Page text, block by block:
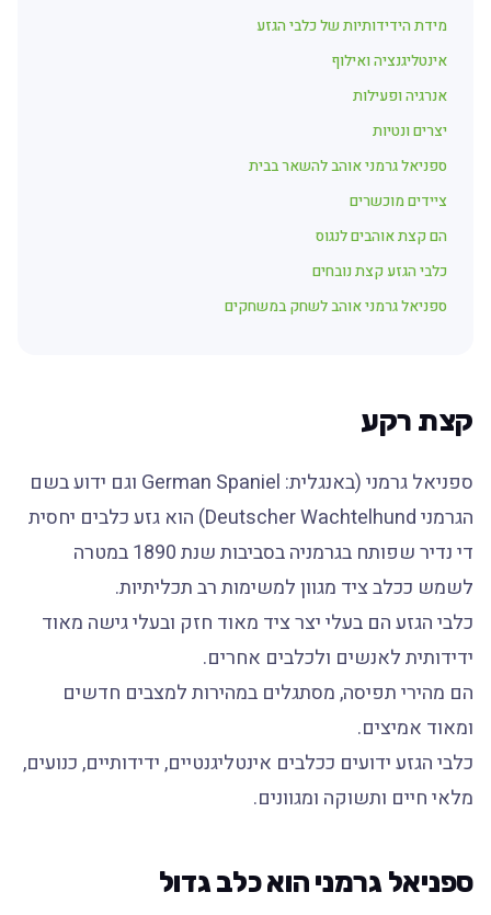
מידת הידידותיות של כלבי הגזע
אינטליגנציה ואילוף
אנרגיה ופעילות
יצרים ונטיות
ספניאל גרמני אוהב להשאר בבית
ציידים מוכשרים
הם קצת אוהבים לנגוס
כלבי הגזע קצת נובחים
ספניאל גרמני אוהב לשחק במשחקים
קצת רקע
ספניאל גרמני (באנגלית: German Spaniel וגם ידוע בשם
הגרמני Deutscher Wachtelhund) הוא גזע כלבים יחסית
די נדיר שפותח בגרמניה בסביבות שנת 1890 במטרה
לשמש ככלב ציד מגוון למשימות רב תכליתיות.
כלבי הגזע הם בעלי יצר ציד מאוד חזק ובעלי גישה מאוד
ידידותית לאנשים ולכלבים אחרים.
הם מהירי תפיסה, מסתגלים במהירות למצבים חדשים
ומאוד אמיצים.
כלבי הגזע ידועים ככלבים אינטליגנטיים, ידידותיים, כנועים,
מלאי חיים ותשוקה ומגוונים.
ספניאל גרמני הוא כלב גדול